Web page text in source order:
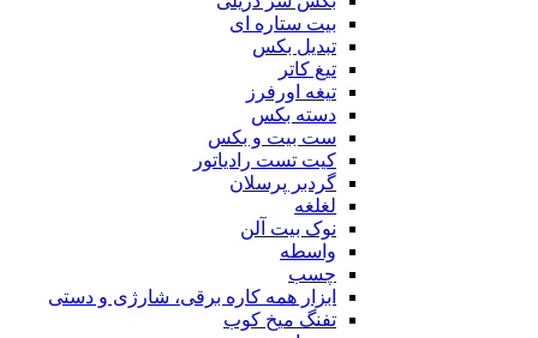
بیت ستاره ای
تبدیل بکس
تیغ کاتر
تیغه اورفرز
دسته بکس
ست بیت و بکس
کیت تست رادیاتور
گردبر پرسلان
لغلغه
نوک بیت آلن
واسطه
چسب
ابزار همه کاره برقی، شارژی و دستی
تفنگ میخ کوب